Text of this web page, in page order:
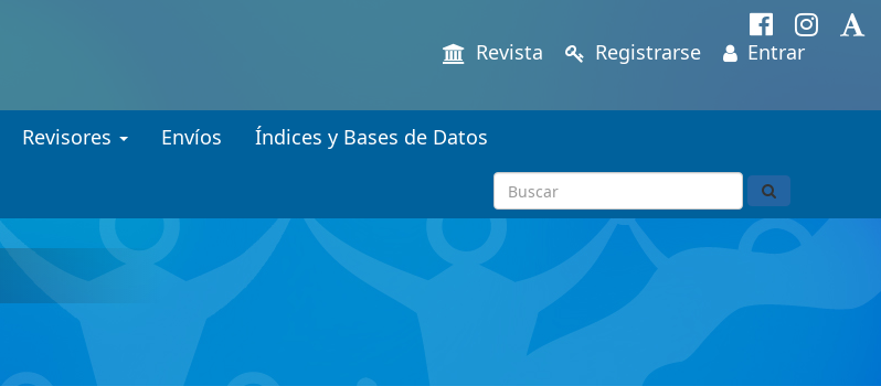
Revista Registrarse Entrar
Revisores Envíos Índices y Bases de Datos